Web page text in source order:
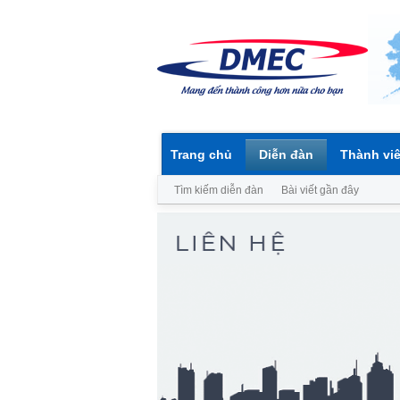
Trang chủ Diễn đàn
Tìm kiếm diễn đàn Bài viết gần đây
Thành